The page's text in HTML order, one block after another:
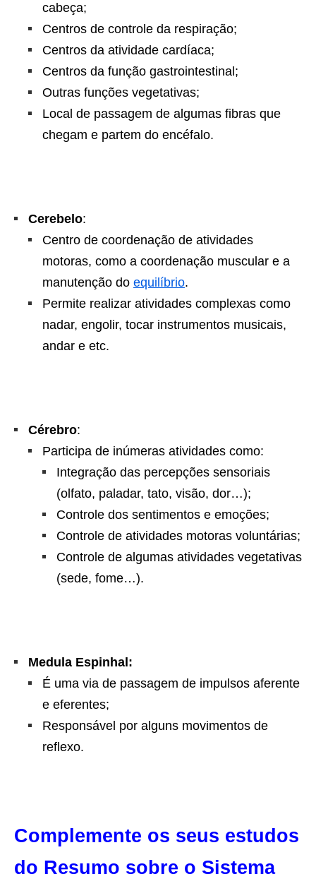
cabeça;
Centros de controle da respiração;
Centros da atividade cardíaca;
Centros da função gastrointestinal;
Outras funções vegetativas;
Local de passagem de algumas fibras que
chegam e partem do encéfalo.
Cerebelo:
Centro de coordenação de atividades
motoras, como a coordenação muscular e a
manutenção do equilíbrio.
Permite realizar atividades complexas como
nadar, engolir, tocar instrumentos musicais,
andar e etc.
Cérebro:
Participa de inúmeras atividades como:
Integração das percepções sensoriais
(olfato, paladar, tato, visão, dor…);
Controle dos sentimentos e emoções;
Controle de atividades motoras voluntárias;
Controle de algumas atividades vegetativas
(sede, fome…).
Medula Espinhal:
É uma via de passagem de impulsos aferente
e eferentes;
Responsável por alguns movimentos de
reflexo.
Complemente os seus estudos
do Resumo sobre o Sistema